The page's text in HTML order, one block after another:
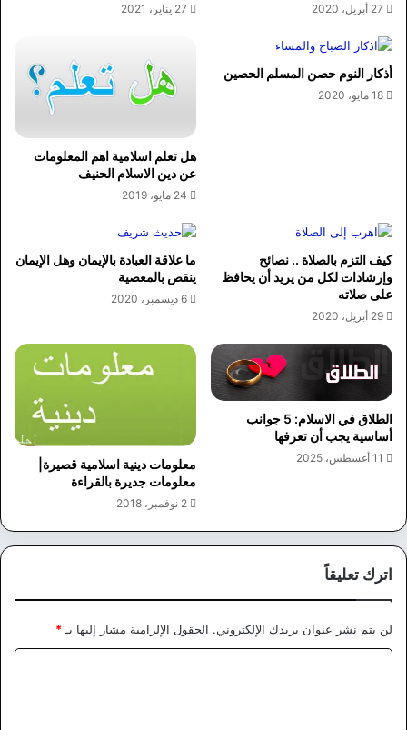
27 أبريل، 2020 27 يناير، 2021
أذكار النوم حصن المسلم الحصين
18 مايو، 2020
هل تعلم اسلامية اهم المعلومات
عن دين الاسلام الحنيف
24 مايو، 2019
كيف التزم بالصلاة .. نصائح
وإرشادات لكل من يريد أن يحافظ
على صلاته
29 أبريل، 2020
ما علاقة العبادة بالإيمان وهل الإيمان
ينقص بالمعصية
6 ديسمبر، 2020
الطلاق في الاسلام: 5 جوانب
أساسية يجب أن تعرفها
11 أغسطس، 2025
معلومات دينية اسلامية قصيرة|
معلومات جديرة بالقراءة
2 نوفمبر، 2018
اترك تعليقاً
لن يتم نشر عنوان بريدك الإلكتروني. الحقول الإلزامية مشار إليها بـ*